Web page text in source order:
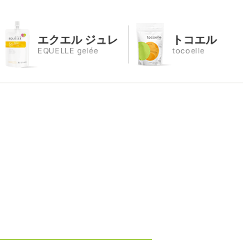
エクエル ジュレ
EQUELLE gelée
トコエル
tocoelle